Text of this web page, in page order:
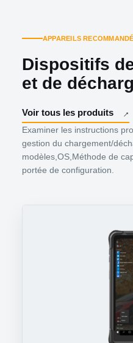
APPAREILS
Dispositifs
et de
Voir tous les produits
Examiner les instructions
gestion du chargement/
modèles,OS,Méthode de
portée de configuration.